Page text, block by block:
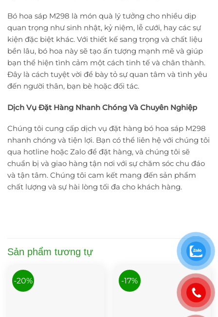
Bó hoa sáp M298 là món quà lý tưởng cho nhiều dịp
quan trọng như sinh nhật, kỷ niệm, lễ cưới, hay các sự
kiện đặc biệt khác. Với thiết kế sang trọng và chất liệu
bền lâu, bó hoa này sẽ tạo ấn tượng mạnh mẽ và giúp
bạn thể hiện tình cảm một cách tinh tế và chân thành.
Đây là cách tuyệt vời để bày tỏ sự quan tâm và tình yêu
đến người thân, bạn bè hoặc đối tác.
Dịch Vụ Đặt Hàng Nhanh Chóng Và Chuyên Nghiệp
Chúng tôi cung cấp dịch vụ đặt hàng bó hoa sáp M298
nhanh chóng và tiện lợi. Bạn có thể liên hệ với chúng tôi
qua hotline hoặc Zalo để đặt hàng, và chúng tôi sẽ
chuẩn bị và giao hàng tận nơi với sự chăm sóc chu đáo
và tận tâm. Chúng tôi cam kết mang đến sản phẩm
chất lượng và sự hài lòng tối đa cho khách hàng.
Sản phẩm tương tự
-20% -17%